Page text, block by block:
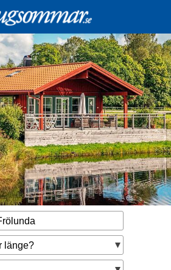
tjäna
länge?